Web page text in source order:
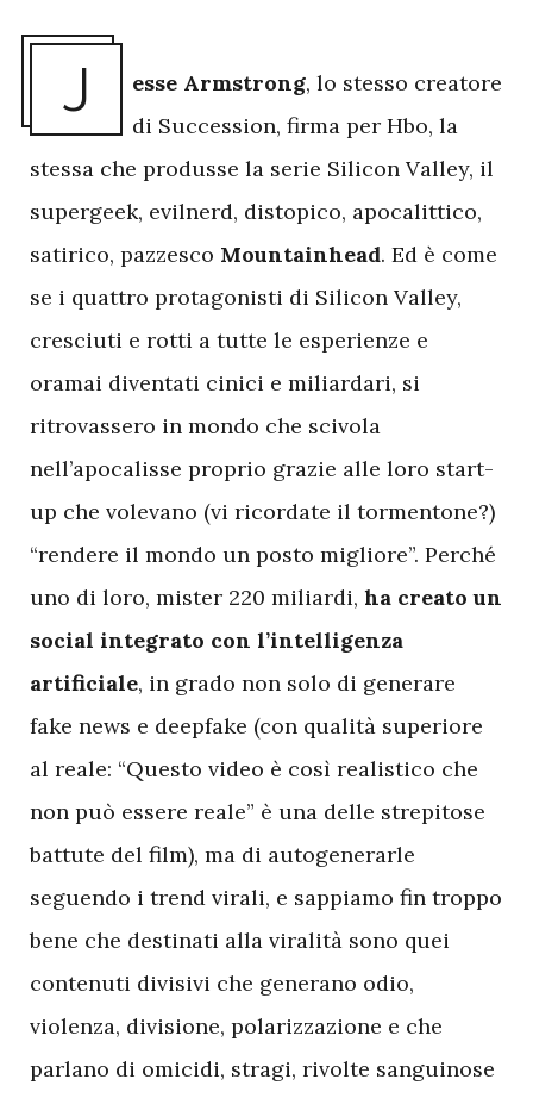
J esse Armstrong, lo stesso creatore
di Succession, firma per Hbo, la
stessa che produsse la serie Silicon Valley, il
supergeek, evilnerd, distopico, apocalittico,
satirico, pazzesco Mountainhead. Ed è come
se i quattro protagonisti di Silicon Valley,
cresciuti e rotti a tutte le esperienze e
oramai diventati cinici e miliardari, si
ritrovassero in mondo che scivola
nell’apocalisse proprio grazie alle loro start-
up che volevano (vi ricordate il tormentone?)
“rendere il mondo un posto migliore”. Perché
uno di loro, mister 220 miliardi, ha creato un
social integrato con l’intelligenza
artificiale, in grado non solo di generare
fake news e deepfake (con qualità superiore
al reale: “Questo video è così realistico che
non può essere reale” è una delle strepitose
battute del film), ma di autogenerarle
seguendo i trend virali, e sappiamo fin troppo
bene che destinati alla viralità sono quei
contenuti divisivi che generano odio,
violenza, divisione, polarizzazione e che
parlano di omicidi, stragi, rivolte sanguinose